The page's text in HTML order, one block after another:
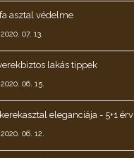
asztal védelme
2020. 07. 13.
lakás tippek
2020. 06. 15.
eleganciája - 5+1 érv
2020. 06. 12.